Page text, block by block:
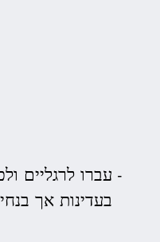
עברו לרגליים
בעדינות אך